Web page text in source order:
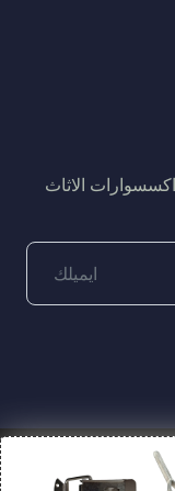
الاثاث
©